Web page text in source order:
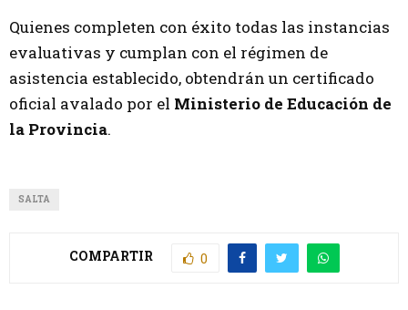
Quienes completen con éxito todas las instancias
evaluativas y cumplan con el régimen de
asistencia establecido, obtendrán un certificado
oficial avalado por el Ministerio de Educación de
la Provincia.
SALTA
COMPARTIR 0